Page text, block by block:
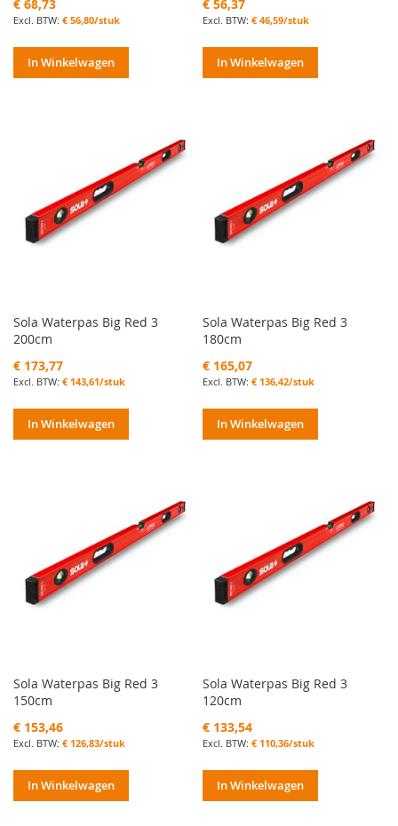
€ 68,73
€ 56,80/stuk
In Winkelwagen
€ 56,37
€ 46,59/stuk
In Winkelwagen
Sola Waterpas Big Red 3
200cm
€ 173,77
€ 143,61/stuk
In Winkelwagen
Sola Waterpas Big Red 3
180cm
€ 165,07
€ 136,42/stuk
In Winkelwagen
Sola Waterpas Big Red 3
150cm
€ 153,46
€ 126,83/stuk
In Winkelwagen
Sola Waterpas Big Red 3
120cm
€ 133,54
€ 110,36/stuk
In Winkelwagen